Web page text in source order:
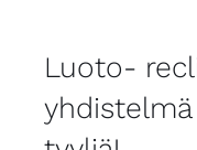
Luoto-